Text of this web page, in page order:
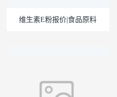
维生素E粉报价|食品原料